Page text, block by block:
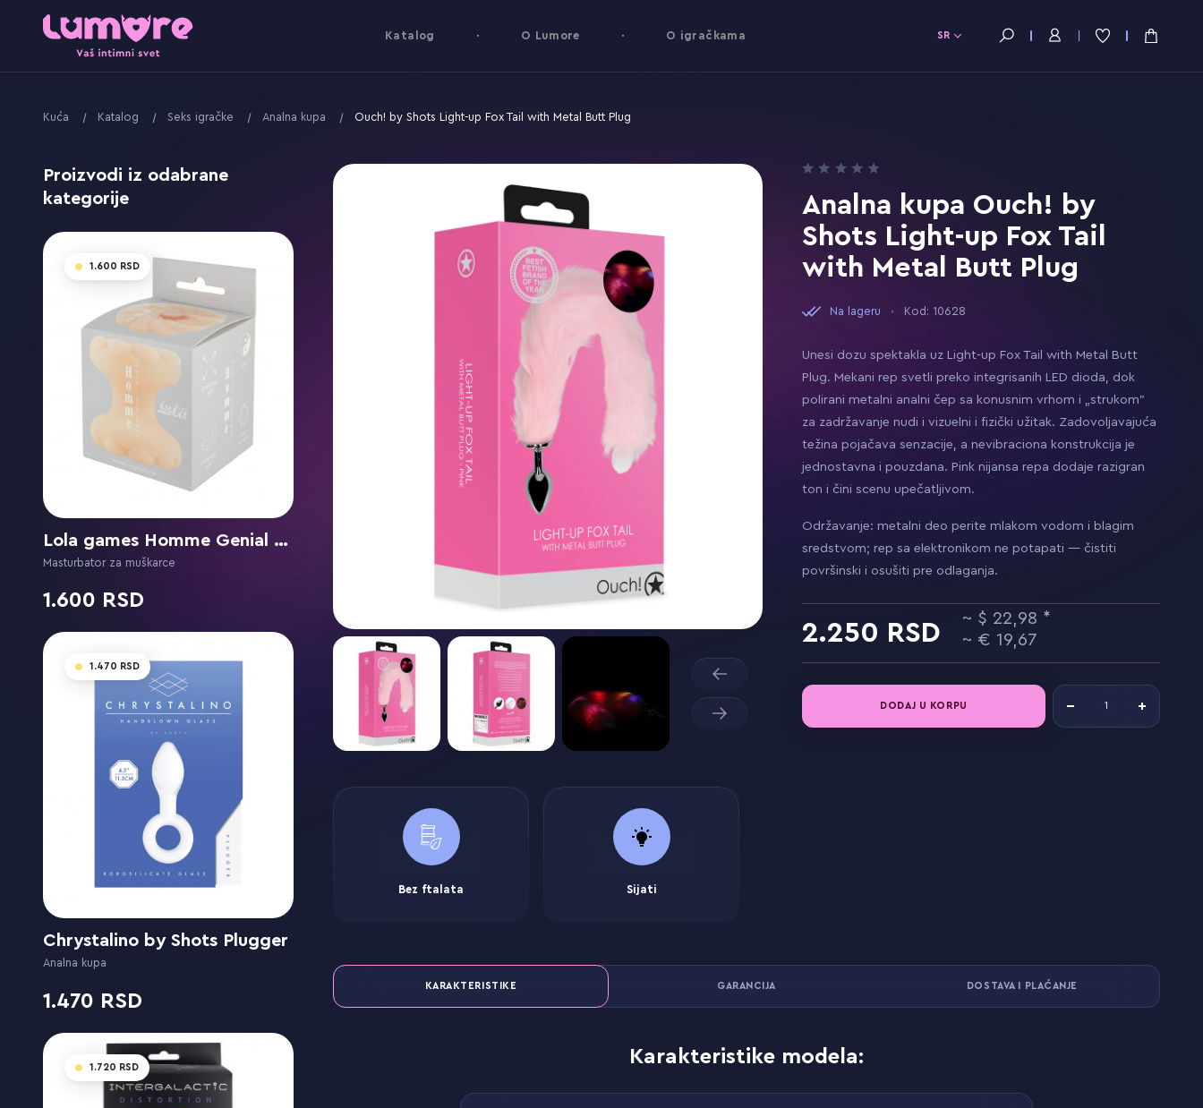
Katalog O Lumore O igračkama SR
Kuća Katalog Seks igračke Analna kupa Ouch! by Shots Light-up Fox Tail with Metal Butt Plug
Proizvodi iz odabrane
kategorije
1.600
Lola games Homme Genial Henchman
Masturbator za muškarce
1.600
1.470
Chrystalino by Shots Plugger
Analna kupa
1.470
1.720
Analna kupa Ouch! by
Shots Light-up Fox Tail
with Metal Butt Plug
Na lageru Kod: 10628
Unesi dozu spektakla uz Light-up Fox Tail with Metal Butt
Plug. Mekani rep svetli preko integrisanih LED dioda, dok
polirani metalni analni čep sa konusnim vrhom i „strukom”
za zadržavanje nudi i vizuelni i fizički užitak. Zadovoljavajuća
težina pojačava senzacije, a nevibraciona konstrukcija je
jednostavna i pouzdana. Pink nijansa repa dodaje razigran
ton i čini scenu upečatljivom.
Održavanje: metalni deo perite mlakom vodom i blagim
sredstvom; rep sa elektronikom ne potapati — čistiti
površinski i osušiti pre odlaganja.
2.250
22,98
19,67
DODAJ U KORPU
Bez ftalata Sijati
KARAKTERISTIKE GARANCIJA DOSTAVA I PLAĆANJE
Karakteristike modela: